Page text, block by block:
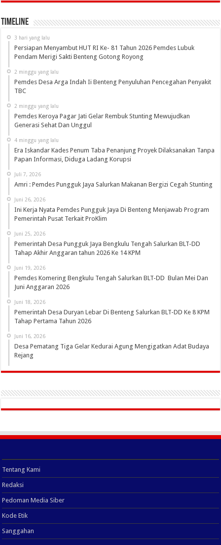
Timeline
3 hari yang lalu
Persiapan Menyambut HUT RI Ke- 81 Tahun 2026 Pemdes Lubuk
Pendam Merigi Sakti Benteng Gotong Royong
2 minggu yang lalu
Pemdes Desa Arga Indah Ii Benteng Penyuluhan Pencegahan Penyakit
TBC
2 minggu yang lalu
Pemdes Keroya Pagar Jati Gelar Rembuk Stunting Mewujudkan
Generasi Sehat Dan Unggul
4 minggu yang lalu
Era Iskandar Kades Penum Taba Penanjung Proyek Dilaksanakan Tanpa
Papan Informasi, Diduga Ladang Korupsi
Juli 7, 2026
Amri : Pemdes Pungguk Jaya Salurkan Makanan Bergizi Cegah Stunting
Juni 26, 2026
Ini Kerja Nyata Pemdes Pungguk Jaya Di Benteng Menjawab Program
Pemerintah Pusat Terkait ProKlim
Juni 25, 2026
Pemerintah Desa Pungguk Jaya Bengkulu Tengah Salurkan BLT-DD
Tahap Akhir Anggaran tahun 2026 Ke 14 KPM
Juni 19, 2026
Pemdes Komering Bengkulu Tengah Salurkan BLT-DD Bulan Mei Dan
Juni Anggaran 2026
Juni 18, 2026
Pemerintah Desa Duryan Lebar Di Benteng Salurkan BLT-DD Ke 8 KPM
Tahap Pertama Tahun 2026
Juni 16, 2026
Desa Pematang Tiga Gelar Kedurai Agung Mengigatkan Adat Budaya
Rejang
Tentang Kami
Redaksi
Pedoman Media Siber
Kode Etik
Sanggahan